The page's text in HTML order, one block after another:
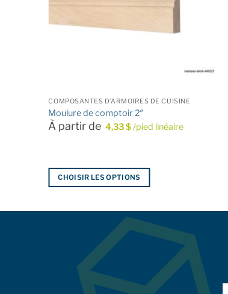
COMPOSANTES D’ARMOIRES DE CUISINE
Moulure de comptoir 2″
À partir de 4,33$/pied linéaire
CHOISIR LES OPTIONS